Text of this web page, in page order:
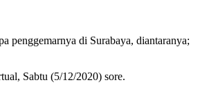
penggemarnya di Surabaya, diantaranya;
Sabtu (5/12/2020) sore.